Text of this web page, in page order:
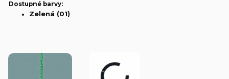
Dostupné barvy:
Zelená (01)